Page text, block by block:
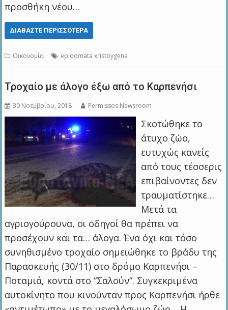
προσθήκη νέου…
ΔΙΑΒΆΣΤΕ ΠΕΡΙΣΣΌΤΕΡΑ
Οικονομία epidomata xristoygena
Τροχαίο με άλογο έξω από το Καρπενήσι
30 Νοεμβρίου, 2018 Permissos Newsroom
Σκοτώθηκε το
άτυχο ζώο,
ευτυχώς κανείς
από τους τέσσερις
επιβαίνοντες δεν
τραυματίστηκε…
Μετά τα
αγριογούρουνα, οι οδηγοί θα πρέπει να
προσέχουν και τα… άλογα. Ένα όχι και τόσο
συνηθισμένο τροχαίο σημειώθηκε το βράδυ της
Παρασκευής (30/11) στο δρόμο Καρπενήσι –
Ποταμιά, κοντά στο “Σαλούν”. Συγκεκριμένα
αυτοκίνητο που κινούνταν προς Καρπενήσι ήρθε